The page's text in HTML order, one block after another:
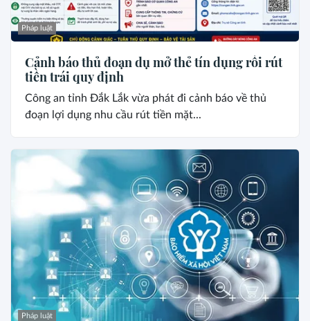
Pháp luật
Cảnh báo thủ đoạn dụ mở thẻ tín dụng rồi rút
tiền trái quy định
Công an tỉnh Đắk Lắk vừa phát đi cảnh báo về thủ
đoạn lợi dụng nhu cầu rút tiền mặt...
Pháp luật